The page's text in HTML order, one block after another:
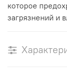
которое
загрязнений и